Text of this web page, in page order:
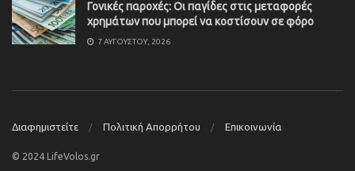
Γονικές παροχές: Οι παγίδες στις μεταφορές
χρημάτων που μπορεί να κοστίσουν σε φόρο
7 ΑΥΓΟΎΣΤΟΥ, 2026
Διαφημιστείτε Πολιτική Απορρήτου Επικοινωνία
© 2024 LifeVolos.gr